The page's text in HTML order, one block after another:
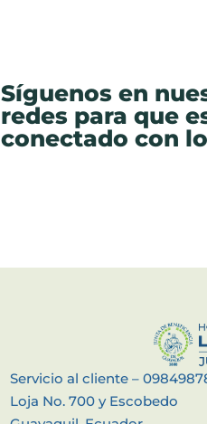
Síguenos en
redes para que
conectado con
Servicio al cliente –
Loja No. 700 y Escobedo